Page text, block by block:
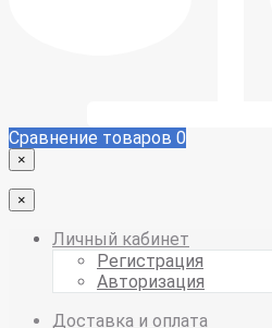
Сравнение товаров 0
×
×
Личный кабинет
Регистрация
Авторизация
Доставка и оплата